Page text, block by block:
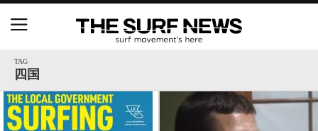
TAG
四国
【五十嵐カノア独占インタビュー】旧友レオ、ジャ
ックとの豪華プライベートセッション